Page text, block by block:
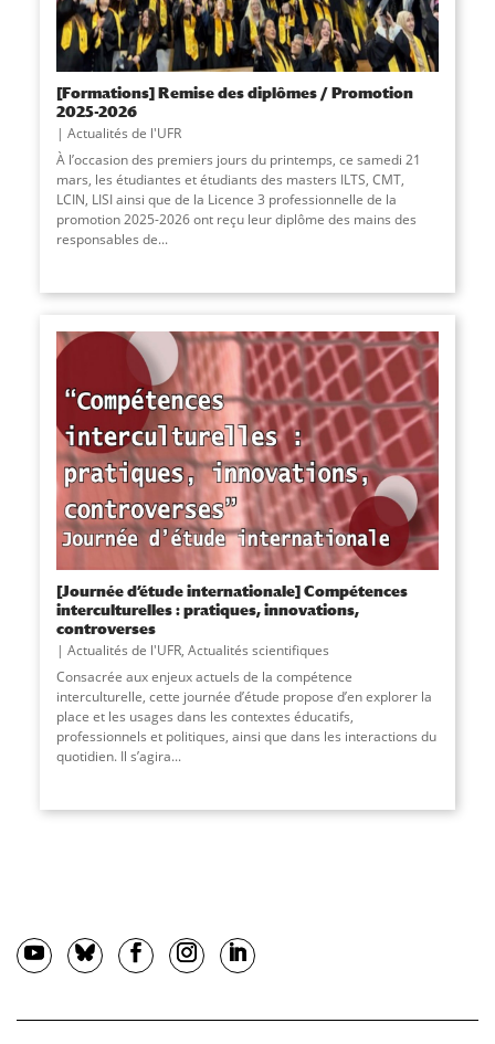
[Formations] Remise des diplômes / Promotion
2025-2026
Actualités de l'UFR
À l’occasion des premiers jours du printemps, ce samedi 21
mars, les étudiantes et étudiants des masters ILTS, CMT,
LCIN, LISI ainsi que de la Licence 3 professionnelle de la
promotion 2025-2026 ont reçu leur diplôme des mains des
responsables de...
[Journée d’étude internationale] Compétences
interculturelles : pratiques, innovations,
controverses
Actualités de l'UFR, Actualités scientifiques
Consacrée aux enjeux actuels de la compétence
interculturelle, cette journée d’étude propose d’en explorer la
place et les usages dans les contextes éducatifs,
professionnels et politiques, ainsi que dans les interactions du
quotidien. Il s’agira...